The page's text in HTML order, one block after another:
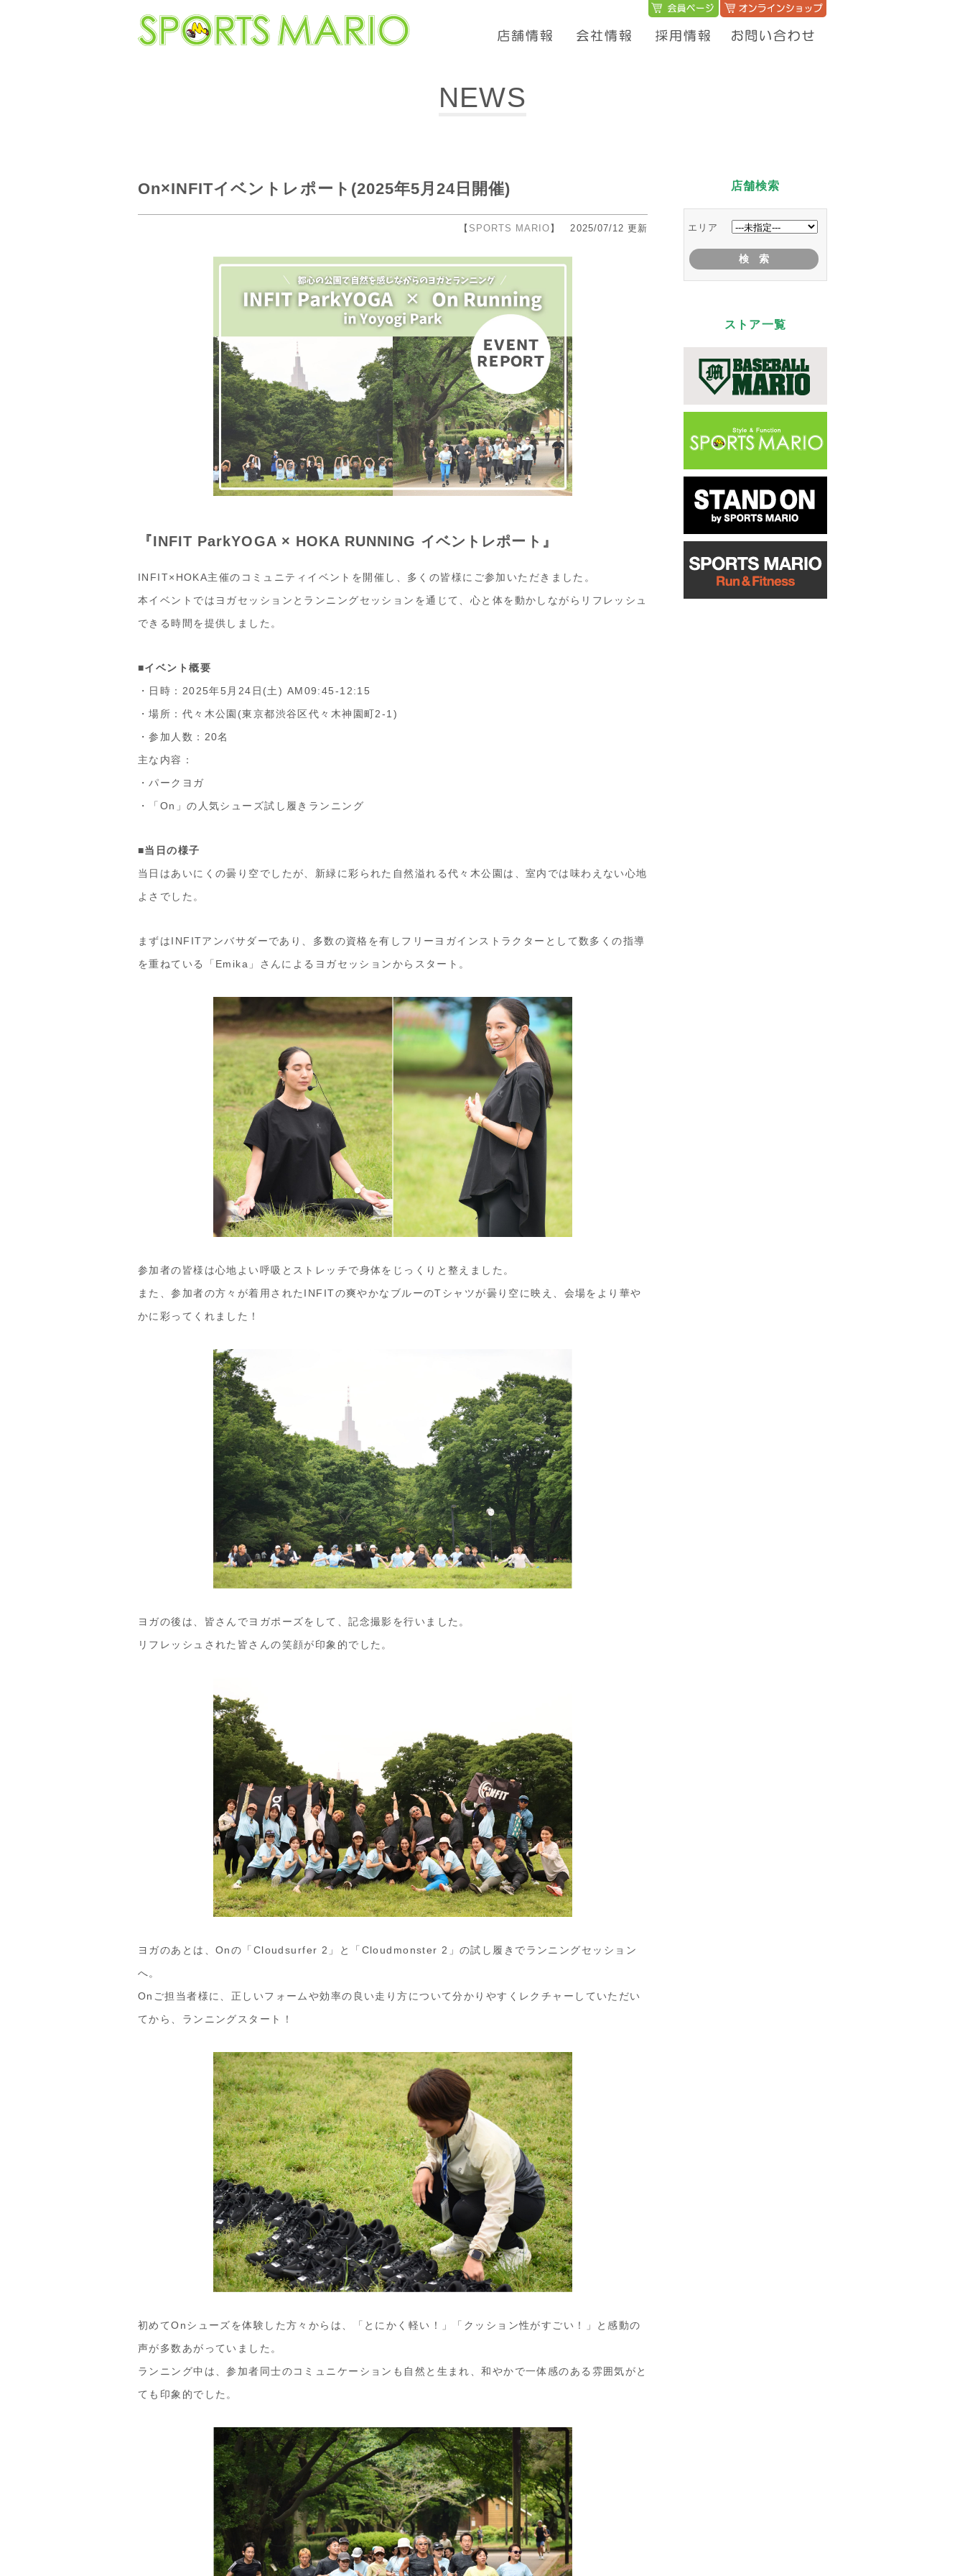
NEWS
On×INFITイベントレポート(2025年5月24日開催)
【 SPORTS MARIO 】 2025/07/12 更新
『INFIT ParkYOGA × HOKA RUNNING イベントレポート』
INFIT×HOKA主催のコミュニティイベントを開催し、多くの皆様にご参加いただきました。
本イベントではヨガセッションとランニングセッションを通じて、心と体を動かしながらリフレッシュ
できる時間を提供しました。
■イベント概要
・日時：2025年5月24日(土) AM09:45-12:15
・場所：代々木公園(東京都渋谷区代々木神園町2-1)
・参加人数：20名
主な内容：
・パークヨガ
・「On」の人気シューズ試し履きランニング
■当日の様子
当日はあいにくの曇り空でしたが、新緑に彩られた自然溢れる代々木公園は、室内では味わえない心地
よさでした。
まずはINFITアンバサダーであり、多数の資格を有しフリーヨガインストラクターとして数多くの指導
を重ねている「Emika」さんによるヨガセッションからスタート。
参加者の皆様は心地よい呼吸とストレッチで身体をじっくりと整えました。
また、参加者の方々が着用されたINFITの爽やかなブルーのTシャツが曇り空に映え、会場をより華や
かに彩ってくれました！
ヨガの後は、皆さんでヨガポーズをして、記念撮影を行いました。
リフレッシュされた皆さんの笑顔が印象的でした。
ヨガのあとは、Onの「Cloudsurfer 2」と「Cloudmonster 2」の試し履きでランニングセッション
へ。
Onご担当者様に、正しいフォームや効率の良い走り方について分かりやすくレクチャーしていただい
てから、ランニングスタート！
初めてOnシューズを体験した方々からは、「とにかく軽い！」「クッション性がすごい！」と感動の
声が多数あがっていました。
ランニング中は、参加者同士のコミュニケーションも自然と生まれ、和やかで一体感のある雰囲気がと
ても印象的でした。
店舗検索
エリア
ストア一覧